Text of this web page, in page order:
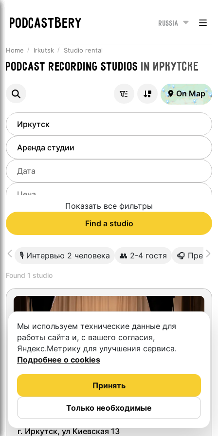
PODCASTBERY Russia
Home Irkutsk Studio rental
Podcast recording studios in Иркутске
On Map
Показать все фильтры
Find a studio
🎙 Интервью 2 человека 👥 2-4 гостя 🎧
Found 1 studio
Tem Studio 5.0
г. Иркутск, ул Киевская 13
Мы используем технические данные для
работы сайта и, с вашего согласия,
Яндекс.Метрику для улучшения сервиса.
Подробнее о cookies
Только необходимые
Принять